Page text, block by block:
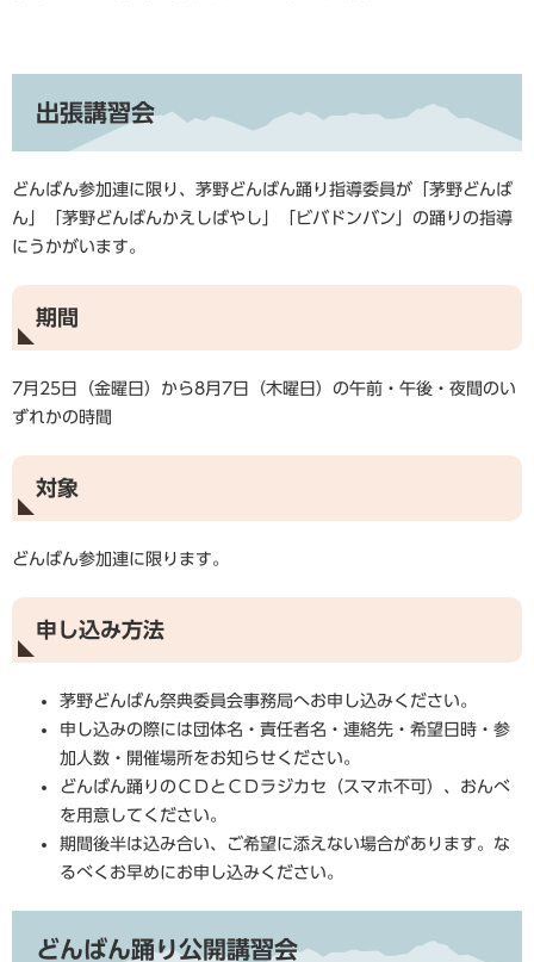
出張講習会
どんばん参加連に限り、茅野どんばん踊り指導委員が「茅野どんば
ん」「茅野どんばんかえしばやし」「ビバドンバン」の踊りの指導
にうかがいます。
期間
7月25日（金曜日）から8月7日（木曜日）の午前・午後・夜間のい
ずれかの時間
対象
どんばん参加連に限ります。
申し込み方法
茅野どんばん祭典委員会事務局へお申し込みください。
申し込みの際には団体名・責任者名・連絡先・希望日時・参
加人数・開催場所をお知らせください。
どんばん踊りのＣＤとＣＤラジカセ（スマホ不可）、おんべ
を用意してください。
期間後半は込み合い、ご希望に添えない場合があります。な
るべくお早めにお申し込みください。
どんばん踊り公開講習会